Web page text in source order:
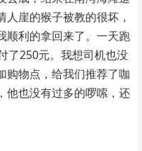
崖的猴子被教的很坏，
顺利的拿回来了。一天跑
了250元。我想司机也没
购物点，给我们推荐了咖
他也没有过多的啰嗦，还